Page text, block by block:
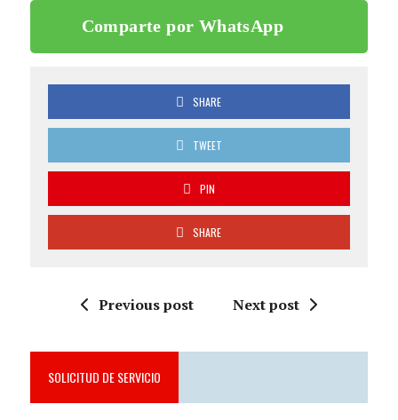
Comparte por WhatsApp
SHARE
TWEET
PIN
SHARE
Previous post Next post
SOLICITUD DE SERVICIO